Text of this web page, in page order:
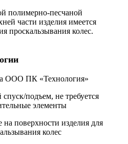
полимерно-песчаной
части изделия имеется
проскальзывания колес.
ООО ПК «Технология»
подъем, не требуется
элементы
поверхности изделия для
колес